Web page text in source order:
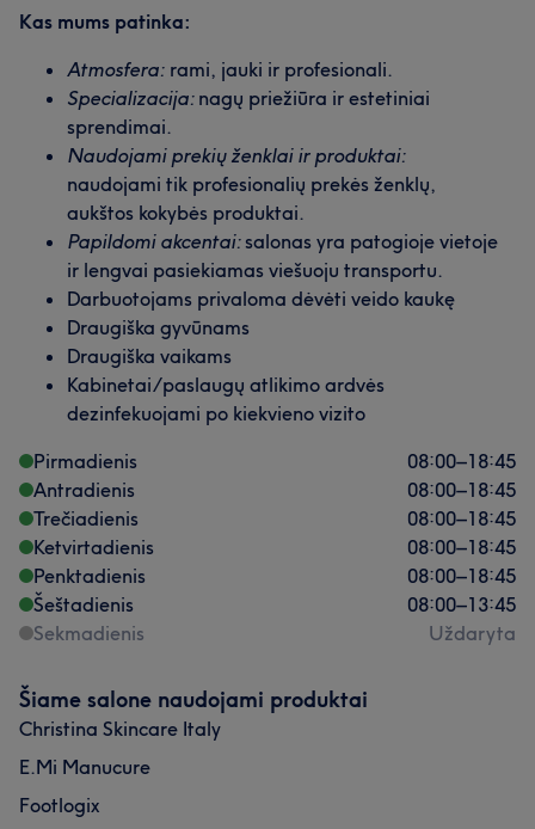
Kas mums patinka:
Atmosfera: rami, jauki ir profesionali.
Specializacija: nagų priežiūra ir estetiniai
sprendimai.
Naudojami prekių ženklai ir produktai:
naudojami tik profesionalių prekės ženklų,
aukštos kokybės produktai.
Papildomi akcentai: salonas yra patogioje vietoje
ir lengvai pasiekiamas viešuoju transportu.
Darbuotojams privaloma dėvėti veido kaukę
Draugiška gyvūnams
Draugiška vaikams
Kabinetai/paslaugų atlikimo ardvės
dezinfekuojami po kiekvieno vizito
Pirmadienis
08:00–18:45
Antradienis
08:00–18:45
Trečiadienis
08:00–18:45
Ketvirtadienis
08:00–18:45
Penktadienis
08:00–18:45
Šeštadienis
08:00–13:45
Sekmadienis
Uždaryta
Šiame salone naudojami produktai
Christina Skincare Italy
E.Mi Manucure
Footlogix